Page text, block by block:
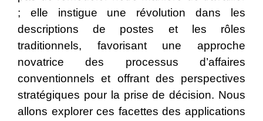
; elle instigue une révolution dans les
descriptions de postes et les rôles
traditionnels, favorisant une approche
novatrice des processus d’affaires
conventionnels et offrant des perspectives
stratégiques pour la prise de décision. Nous
allons explorer ces facettes des applications